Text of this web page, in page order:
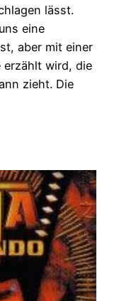
lässt.
eine
aber mit einer
erzählt wird, die
zieht. Die